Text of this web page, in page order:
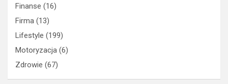
Finanse (16)
Firma (13)
Lifestyle (199)
Motoryzacja (6)
Zdrowie (67)